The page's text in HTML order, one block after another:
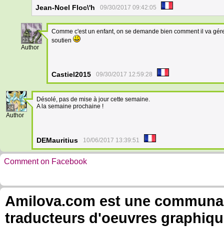
Jean-Noel Floc\'h 09/30/2017 09:42:05
21
Author
Comme c'est un enfant, on se demande bien comment il va
soutien
Castiel2015 09/30/2017 12:59:28
24
Author
Désolé, pas de mise à jour cette semaine.
A la semaine prochaine !
DEMauritius 10/06/2017 13:39:51
Comment on Facebook
Amilova.com est une
traducteurs d'oeuvres